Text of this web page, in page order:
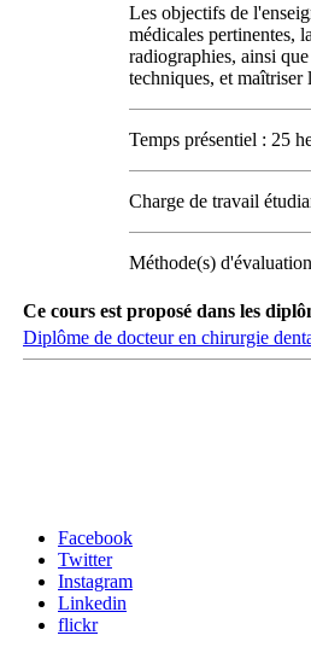
Les objectifs de
médicales pertinentes,
radiographies, ainsi
techniques, et
Temps présentiel : 25
Charge de travail
Méthode(s)
Ce cours est proposé dans les
Diplôme de docteur en chirurgie
Facebook
Twitter
Instagram
Linkedin
flickr